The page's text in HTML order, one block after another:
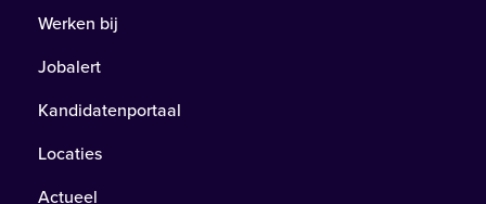
Werken bij
Jobalert
Kandidatenportaal
Locaties
Actueel